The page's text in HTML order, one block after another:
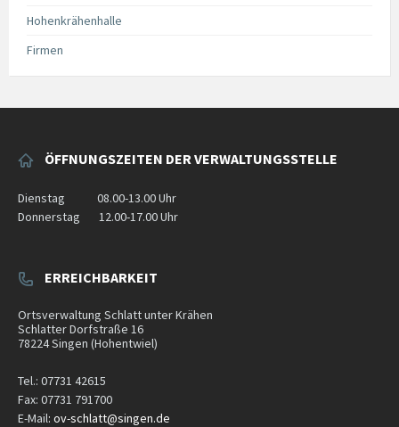
Hohenkrähenhalle
Firmen
ÖFFNUNGSZEITEN DER VERWALTUNGSSTELLE
Dienstag 08.00-13.00Uhr
Donnerstag 12.00-17.00Uhr
ERREICHBARKEIT
Ortsverwaltung Schlatt unter Krähen
Schlatter Dorfstraße 16
78224Singen (Hohentwiel)
Tel.: 07731 42615
Fax: 07731 791700
E-Mail: ov-schlatt@singen.de